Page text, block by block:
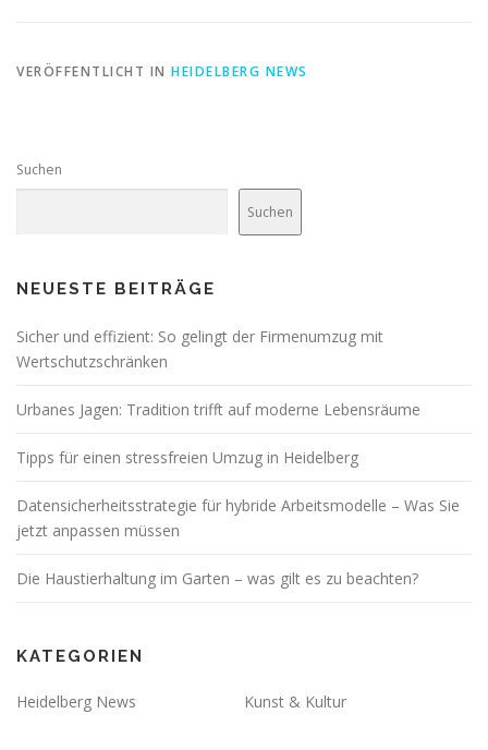
VERÖFFENTLICHT IN HEIDELBERG NEWS
Suchen
Suchen
NEUESTE BEITRÄGE
Sicher und effizient: So gelingt der Firmenumzug mit
Wertschutzschränken
Urbanes Jagen: Tradition trifft auf moderne Lebensräume
Tipps für einen stressfreien Umzug in Heidelberg
Datensicherheitsstrategie für hybride Arbeitsmodelle – Was Sie
jetzt anpassen müssen
Die Haustierhaltung im Garten – was gilt es zu beachten?
KATEGORIEN
Heidelberg News Kunst & Kultur